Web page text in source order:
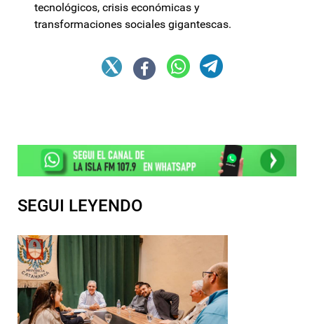
tecnológicos, crisis económicas y
transformaciones sociales gigantescas.
SEGUI LEYENDO